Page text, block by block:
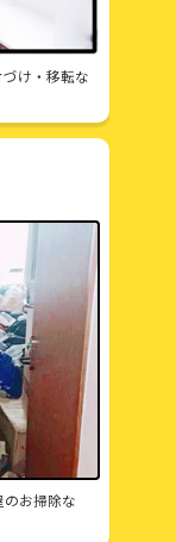
け・移転な
お掃除な